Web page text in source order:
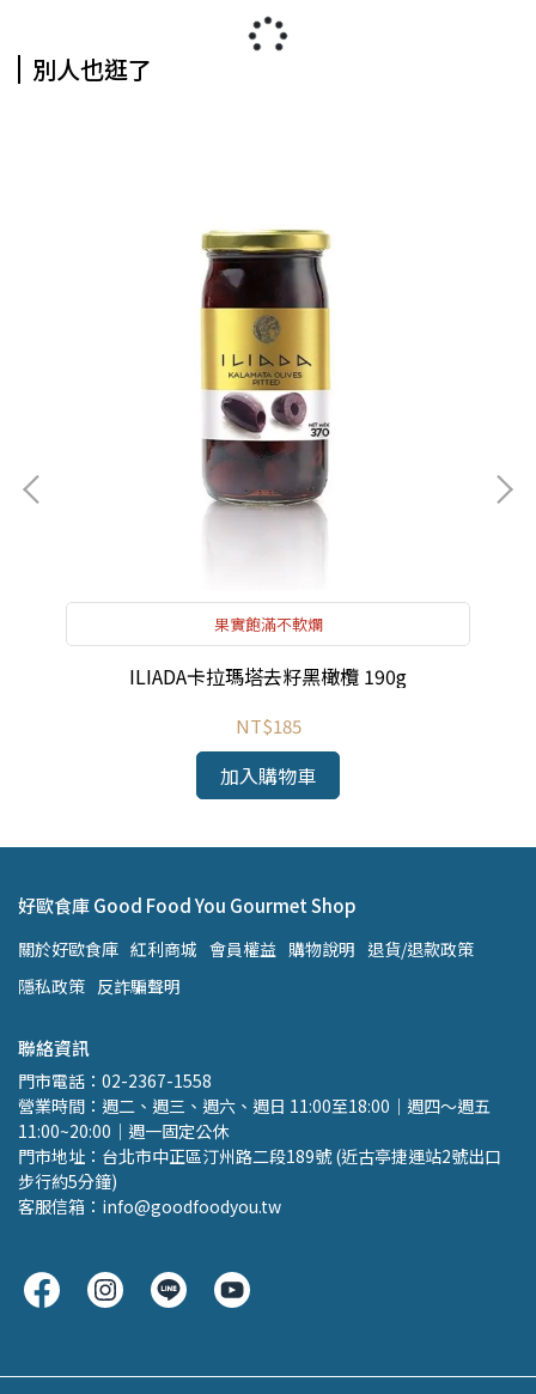
別人也逛了
果實飽滿不軟爛
ILIADA卡拉瑪塔去籽黑橄欖 190g
NT$185
加入購物車
好歐食庫 Good Food You Gourmet Shop
關於好歐食庫 紅利商城 會員權益 購物說明 退貨/退款政策
隱私政策 反詐騙聲明
聯絡資訊
門市電話：02-2367-1558
營業時間：週二、週三、週六、週日 11:00至18:00｜週四～週五
11:00~20:00｜週一固定公休
門市地址：台北市中正區汀州路二段189號 (近古亭捷運站2號出口
步行約5分鐘)
客服信箱：info@goodfoodyou.tw